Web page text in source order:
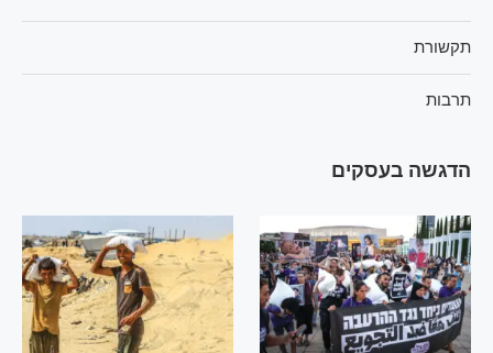
תקשורת
תרבות
הדגשה בעסקים